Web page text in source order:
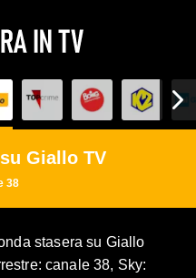
Giallo TV
38
stasera su Giallo
canale 38, Sky: